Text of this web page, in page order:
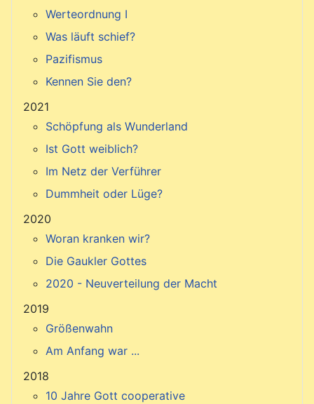
Werteordnung I
Was läuft schief?
Pazifismus
Kennen Sie den?
2021
Schöpfung als Wunderland
Ist Gott weiblich?
Im Netz der Verführer
Dummheit oder Lüge?
2020
Woran kranken wir?
Die Gaukler Gottes
2020 - Neuverteilung der Macht
2019
Größenwahn
Am Anfang war ...
2018
10 Jahre Gott cooperative